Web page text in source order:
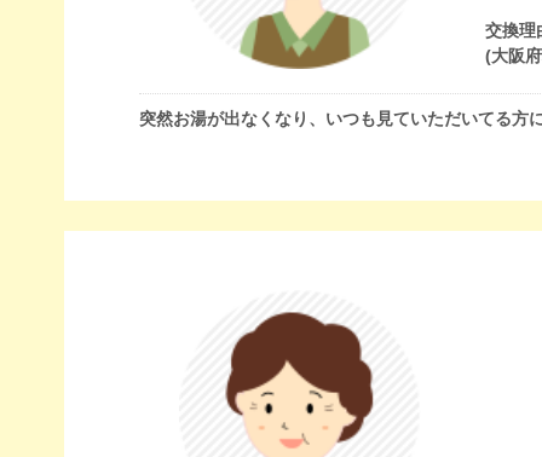
交換理
(大阪
突然お湯が出なくなり、いつも見ていただいてる方